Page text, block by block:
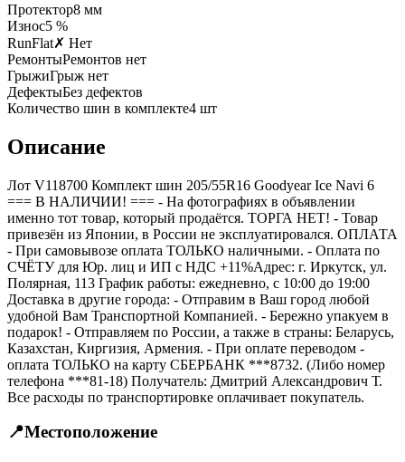
Протектор8 мм
Износ5 %
RunFlat✗ Нет
РемонтыРемонтов нет
ГрыжиГрыж нет
ДефектыБез дефектов
Количество шин в комплекте4 шт
Описание
Лот V118700 Комплект шин 205/55R16 Goodyear Ice Navi 6
=== B НАЛИЧИИ! === - На фотографиях в объявлении
именно тот товар, который продаётся. ТОРГА НЕТ! - Товар
привезён из Японии, в России не эксплуатировался. ОПЛАТА
- При самовывозе оплата ТОЛЬКО наличными. - Оплата по
СЧЁТУ для Юр. лиц и ИП с НДС +11%Адрес: г. Иркутск, ул.
Полярная, 113 График работы: ежедневно, с 10:00 до 19:00
Доставка в другие города: - Отправим в Ваш город любой
удобной Вам Транспортной Компанией. - Бережно упакуем в
подарок! - Отправляем по России, а также в страны: Беларусь,
Казахстан, Киргизия, Армения. - При оплате переводом -
оплата ТОЛЬКО на карту СБЕРБАНК ***8732. (Либо номер
телефона ***81-18) Получатель: Дмитрий Александрович Т.
Все расходы по транспортировке оплачивает покупатель.
📍Местоположение